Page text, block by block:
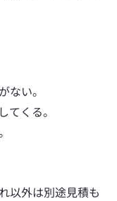
ない。
てくる。
以外は別途見積も